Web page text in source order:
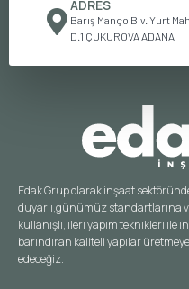
ADRES
Barış Manço Blv. Yurt
D.1 ÇUKUROVA ADANA
Edak Grup olarak inşaat
duyarlı,günümüz standartlarına
kullanışlı, ileri yapım teknikleri ile
barındıran kaliteli yapılar
edeceğiz.